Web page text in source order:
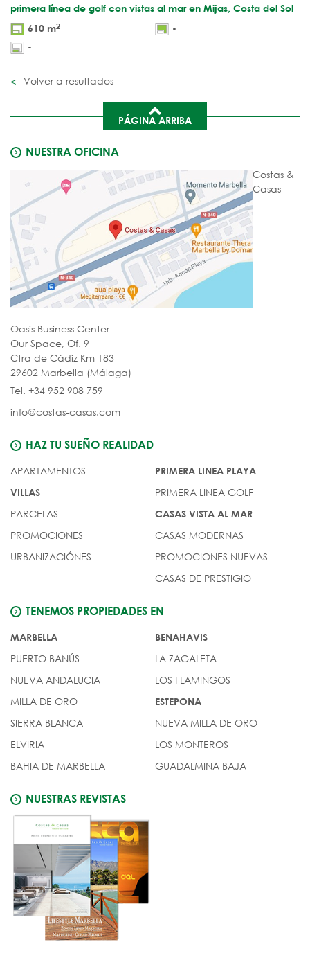
primera línea de golf con vistas al mar en Mijas, Costa del Sol
610 m2
-
-
Volver a resultados
PÁGINA ARRIBA
NUESTRA OFICINA
Costas &
Casas
Oasis Business Center
Our Space, Of. 9
Ctra de Cádiz Km 183
29602 Marbella (Málaga)
Tel. +34 952 908 759
info@costas-casas.com
HAZ TU SUEÑO REALIDAD
APARTAMENTOS
VILLAS
PARCELAS
PROMOCIONES
URBANIZACIÓNES
PRIMERA LINEA PLAYA
PRIMERA LINEA GOLF
CASAS VISTA AL MAR
CASAS MODERNAS
PROMOCIONES NUEVAS
CASAS DE PRESTIGIO
TENEMOS PROPIEDADES EN
MARBELLA
PUERTO BANÚS
NUEVA ANDALUCIA
MILLA DE ORO
SIERRA BLANCA
ELVIRIA
BAHIA DE MARBELLA
BENAHAVIS
LA ZAGALETA
LOS FLAMINGOS
ESTEPONA
NUEVA MILLA DE ORO
LOS MONTEROS
GUADALMINA BAJA
NUESTRAS REVISTAS